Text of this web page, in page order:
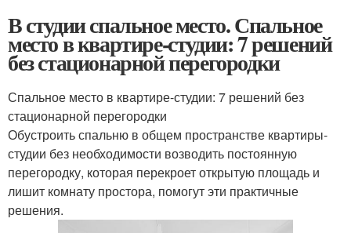
В студии спальное место. Спальное
место в квартире-студии: 7 решений
без стационарной перегородки
Спальное место в квартире-студии: 7 решений без
стационарной перегородки
Обустроить спальню в общем пространстве квартиры-
студии без необходимости возводить постоянную
перегородку, которая перекроет открытую площадь и
лишит комнату простора, помогут эти практичные
решения.